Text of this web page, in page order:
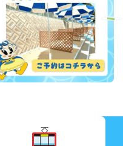
Next